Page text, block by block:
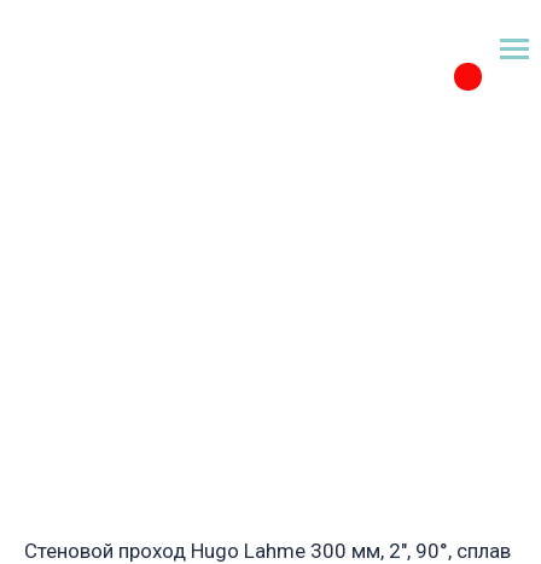
Стеновой проход Hugo Lahme 300 мм, 2", 90°, сплав